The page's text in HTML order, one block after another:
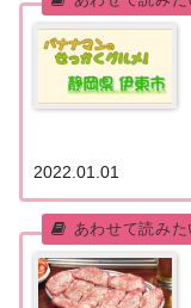
2022.01.01